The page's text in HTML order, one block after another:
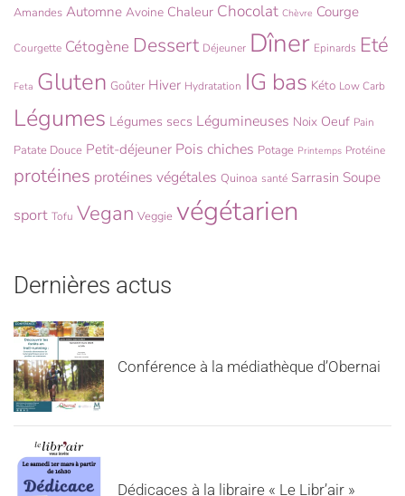
Amandes Automne Avoine Chaleur Chocolat Chèvre Courge
Courgette Cétogène Dessert Déjeuner Dîner Epinards Eté
Feta Gluten Goûter Hiver Hydratation IG bas Kéto Low Carb
Légumes Légumes secs Légumineuses Noix Oeuf Pain
Patate Douce Petit-déjeuner Pois chiches Potage Printemps Protéine
protéines protéines végétales Quinoa santé Sarrasin Soupe
sport Tofu Vegan Veggie végétarien
Dernières actus
Conférence à la médiathèque d’Obernai
Dédicaces à la libraire « Le Libr’air »